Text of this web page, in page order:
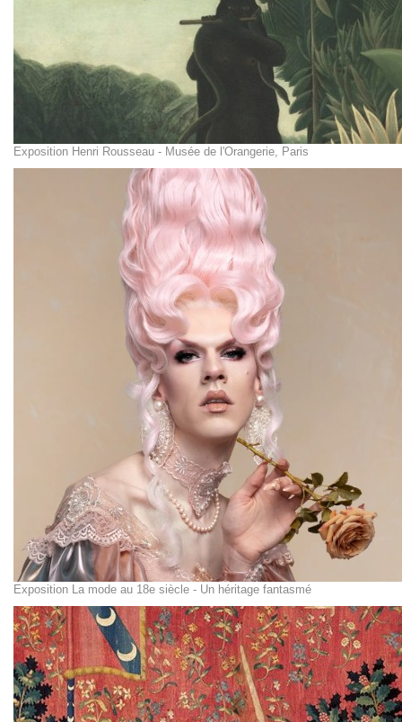
Exposition Henri Rousseau - Musée de l'Orangerie, Paris
Exposition La mode au 18e siècle - Un héritage fantasmé